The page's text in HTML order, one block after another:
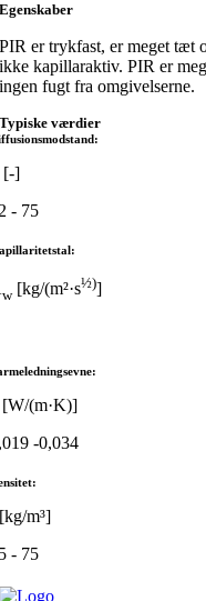
Egenskaber
PIR er trykfast, er meget tæt
ikke kapillaraktiv. PIR er
ingen fugt fra omgivelserne.
Typiske værdier
[-]
- 75
w [kg/(m²·s½)]
[W/(m·K)]
-0,034
m³]
- 75